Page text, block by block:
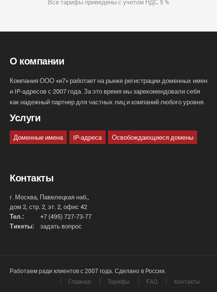
О компании
Компания ООО «и7» работает на рынке регистрации доменных имен
и IP-адресов с 2007 года. За это время мы зарекомендовали себя
как надежный партнер для частных лиц и компаний любого уровня.
Услуги
Доменные имена IP-адреса Освобождающиеся домены
Контакты
г. Москва, Павелецкая наб.,
дом 2, стр. 2, эт. 2, офис 42
Тел.:
+7 (495) 727-73-77
Тикеты:
задать вопрос
Работаем ради клиентов с 2007 года. Сделано в России.
Главная
Тарифы FAQ Контакты